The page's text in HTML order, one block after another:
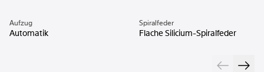
Aufzug
Automatik
Spiralfeder
Flache Silicium-Spiralfeder